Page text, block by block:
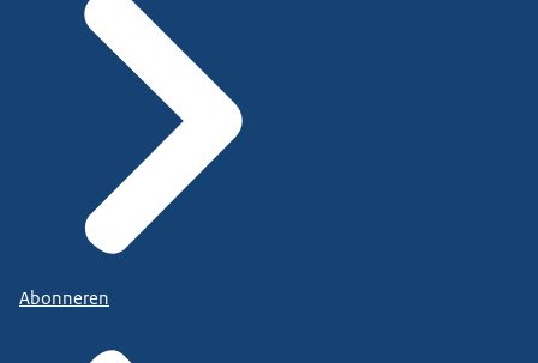
Abonneren